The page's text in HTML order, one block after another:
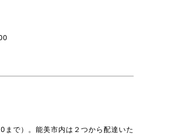
で）。能美市内は２つから配達いた